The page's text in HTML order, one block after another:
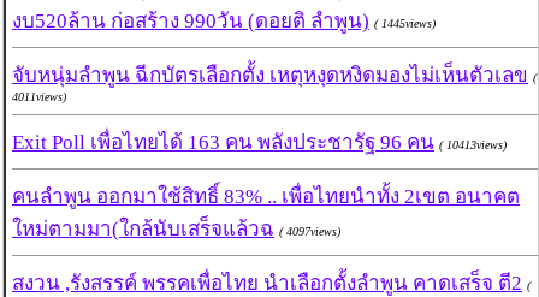
งบ520ล้าน ก่อสร้าง 990วัน (ดอยติ ลำพูน) ( 1445views)
จับหนุ่มลำพูน ฉีกบัตรเลือกตั้ง เหตุหงุดหงิดมองไม่เห็นตัวเลข (
4011views)
Exit Poll เพื่อไทยได้ 163 คน พลังประชารัฐ 96 คน ( 10413views)
คนลำพูน ออกมาใช้สิทธิ์ 83% .. เพื่อไทยนำทั้ง 2เขต อนาคต
ใหม่ตามมา(ใกล้นับเสร็จแล้วฉ ( 4097views)
สงวน ,รังสรรค์ พรรคเพื่อไทย นำเลือกตั้งลำพูน คาดเสร็จ ตี2 (